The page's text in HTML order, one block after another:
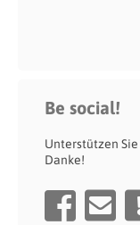
Be social!
Unterstützen
Danke!